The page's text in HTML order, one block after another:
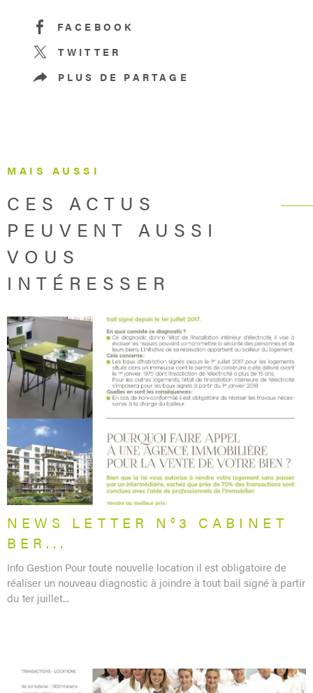
FACEBOOK
TWITTER
PLUS DE PARTAGE
MAIS AUSSI
CES ACTUS
PEUVENT AUSSI
VOUS
INTÉRESSER
NEWS LETTER N°3 CABINET
BER...
Info Gestion Pour toute nouvelle location il est obligatoire de
réaliser un nouveau diagnostic à joindre à tout bail signé à partir
du 1er juillet...
LIRE L'ARTICLE